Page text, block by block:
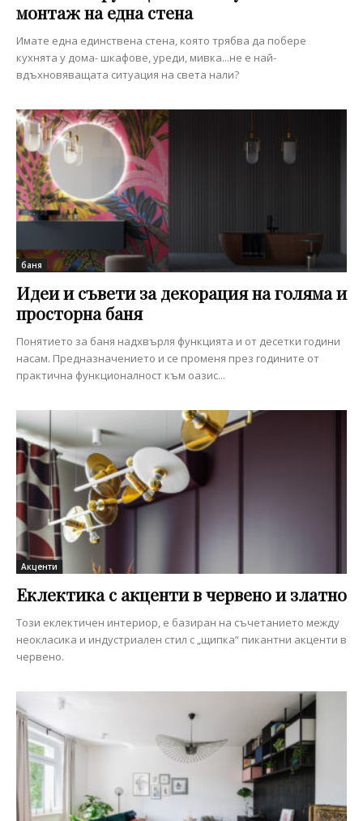
монтаж на една стена
Имате една единствена стена, която трябва да побере
кухнята у дома- шкафове, уреди, мивка...не е най-
вдъхновяващата ситуация на света нали?
баня
Идеи и съвети за декорация на голяма и
просторна баня
Понятието за баня надхвърля функцията и от десетки години
насам. Предназначението и се променя през годините от
практична функционалност към оазис...
Акценти
Еклектика с акценти в червено и златно
Този еклектичен интериор, е базиран на съчетанието между
неокласика и индустриален стил с „щипка“ пикантни акценти в
червено.